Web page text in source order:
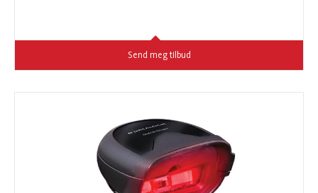
Send meg tilbud